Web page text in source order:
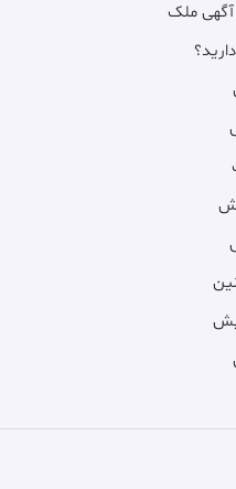
آگهی ملک